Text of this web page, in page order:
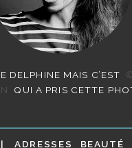
DELPHINE MAIS C’EST
QUI A PRIS CETTE
ADRESSES BEAUTÉ